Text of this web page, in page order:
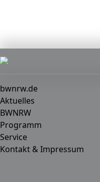
bwnrw.de
Aktuelles
BWNRW
Programm
Service
Kontakt & Impressum